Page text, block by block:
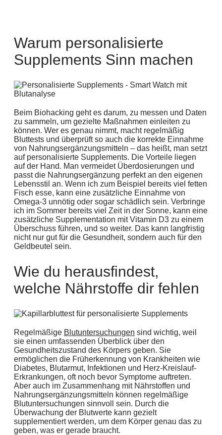
Warum personalisierte
Supplements Sinn machen
Beim Biohacking geht es darum, zu messen und Daten
zu sammeln, um gezielte Maßnahmen einleiten zu
können. Wer es genau nimmt, macht regelmäßig
Bluttests und überprüft so auch die korrekte Einnahme
von Nahrungsergänzungsmitteln – das heißt, man setzt
auf personalisierte Supplements. Die Vorteile liegen
auf der Hand. Man vermeidet Überdosierungen und
passt die Nahrungsergänzung perfekt an den eigenen
Lebensstil an. Wenn ich zum Beispiel bereits viel fetten
Fisch esse, kann eine zusätzliche Einnahme von
Omega-3 unnötig oder sogar schädlich sein. Verbringe
ich im Sommer bereits viel Zeit in der Sonne, kann eine
zusätzliche Supplementation mit Vitamin D3 zu einem
Überschuss führen, und so weiter. Das kann langfristig
nicht nur gut für die Gesundheit, sondern auch für den
Geldbeutel sein.
Wie du herausfindest,
welche Nährstoffe dir fehlen
Regelmäßige Blutuntersuchungen sind wichtig, weil
sie einen umfassenden Überblick über den
Gesundheitszustand des Körpers geben. Sie
ermöglichen die Früherkennung von Krankheiten wie
Diabetes, Blutarmut, Infektionen und Herz-Kreislauf-
Erkrankungen, oft noch bevor Symptome auftreten.
Aber auch im Zusammenhang mit Nährstoffen und
Nahrungsergänzungsmitteln können regelmäßige
Blutuntersuchungen sinnvoll sein. Durch die
Überwachung der Blutwerte kann gezielt
supplementiert werden, um dem Körper genau das zu
geben, was er gerade braucht.